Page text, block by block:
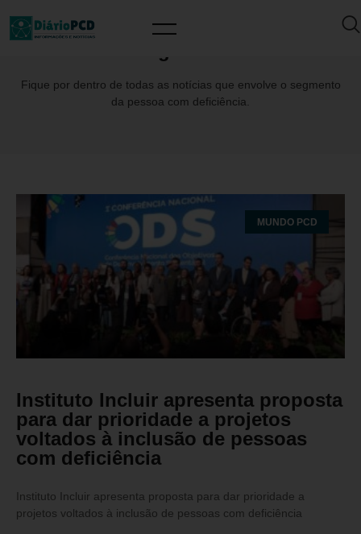
Fique por dentro de todas as notícias que envolve o segmento
da pessoa com deficiência.
MUNDO PCD
Instituto Incluir apresenta proposta
para dar prioridade a projetos
voltados à inclusão de pessoas
com deficiência
Instituto Incluir apresenta proposta para dar prioridade a
projetos voltados à inclusão de pessoas com deficiência